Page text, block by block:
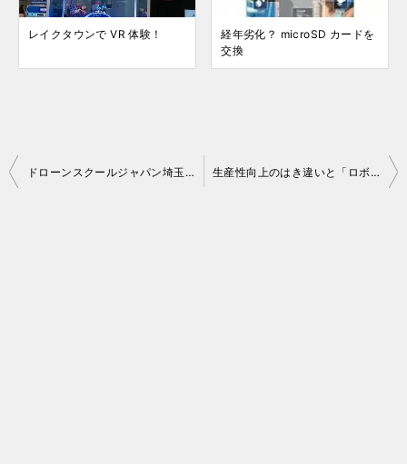
レイクタウンで VR 体験！
経年劣化？ microSD カードを
交換
投
ドローンスクールジャパン埼玉三郷校のビジネスコースを受講！Part.1 生産性向上のはき違いと「ロボット押印システム」